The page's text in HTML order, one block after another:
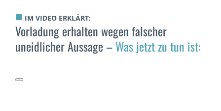
■ IM VIDEO ERKLÄRT:
Vorladung erhalten wegen falscher
uneidlicher Aussage –Was jetzt zu tun ist: